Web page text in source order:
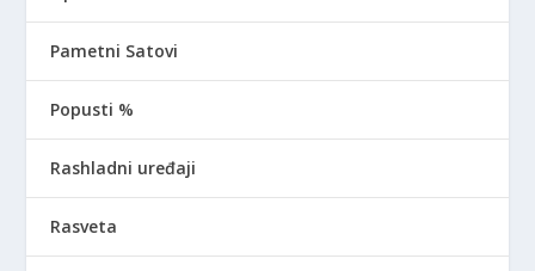
Pametni Satovi
Popusti %
Rashladni uređaji
Rasveta